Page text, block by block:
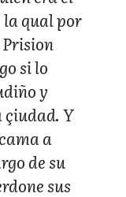
qual por
si lo
y
çiudad. Y
a
de su
sus